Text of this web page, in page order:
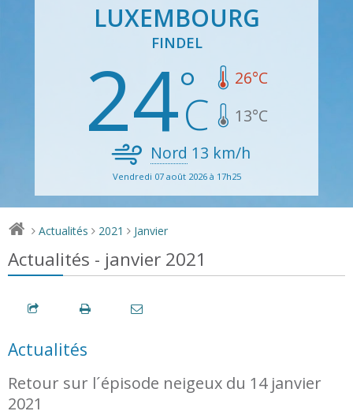
LUXEMBOURG
FINDEL
24 26°C
13°C
Nord 13 km/h
Vendredi 07 août 2026 à 17h25
> Actualités > 2021 > Janvier
Actualités - janvier 2021
Actualités
Retour sur l´épisode neigeux du 14 janvier
2021